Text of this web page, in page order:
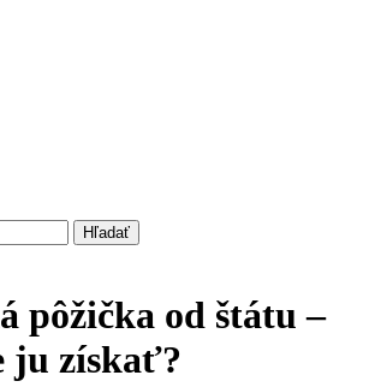
Hľadať
pôžička od štátu –
ju získať?